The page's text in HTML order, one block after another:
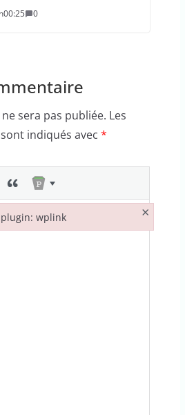
0
sera pas publiée. Les
indiqués avec *
wplink ×
wplink